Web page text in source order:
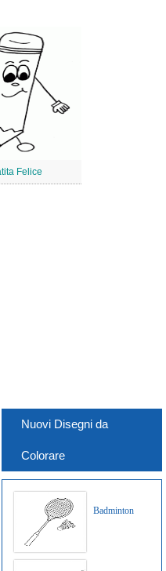
Felice
Nuovi Disegni da
Colorare
Badminton